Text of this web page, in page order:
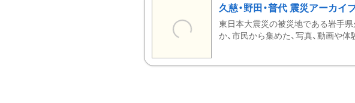
久慈・野田・普代 震災アーカイ
東日本大震災の被災地である岩手県
か、市民から集めた、写真、動画や体